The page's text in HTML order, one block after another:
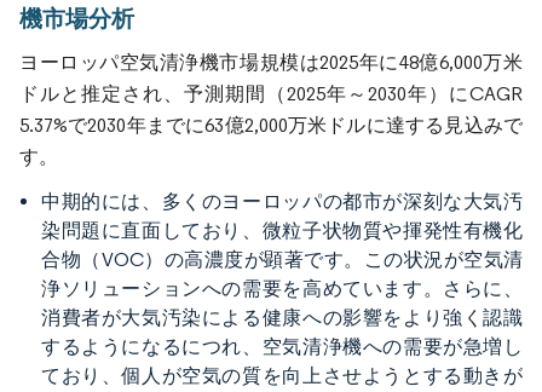
機市場分析
ヨーロッパ空気清浄機市場規模は2025年に48億6,000万米
ドルと推定され、予測期間（2025年～2030年）にCAGR
5.37%で2030年までに63億2,000万米ドルに達する見込みで
す。
中期的には、多くのヨーロッパの都市が深刻な大気汚
染問題に直面しており、微粒子状物質や揮発性有機化
合物（VOC）の高濃度が顕著です。この状況が空気清
浄ソリューションへの需要を高めています。さらに、
消費者が大気汚染による健康への影響をより強く認識
するようになるにつれ、空気清浄機への需要が急増し
ており、個人が空気の質を向上させようとする動きが